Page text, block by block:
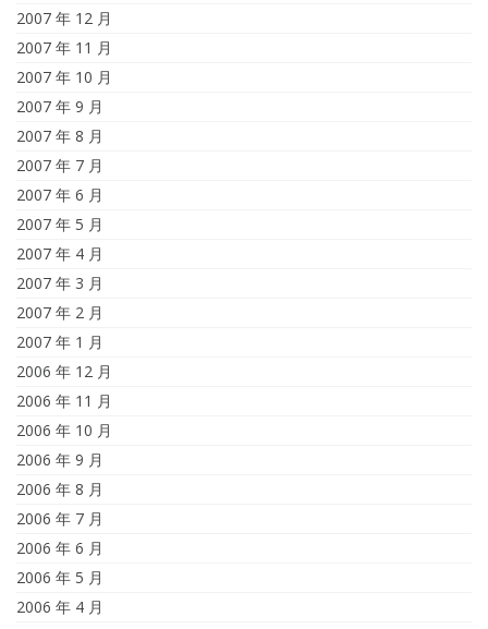
2007 年 12 月
2007 年 11 月
2007 年 10 月
2007 年 9 月
2007 年 8 月
2007 年 7 月
2007 年 6 月
2007 年 5 月
2007 年 4 月
2007 年 3 月
2007 年 2 月
2007 年 1 月
2006 年 12 月
2006 年 11 月
2006 年 10 月
2006 年 9 月
2006 年 8 月
2006 年 7 月
2006 年 6 月
2006 年 5 月
2006 年 4 月